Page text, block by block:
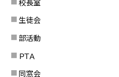
生徒会
部活動
ＰＴＡ
同窓会